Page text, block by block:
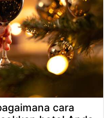
cara